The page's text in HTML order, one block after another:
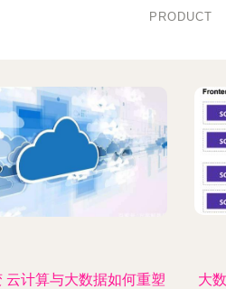
PRODUCT
云计算与大数据如何重塑
大